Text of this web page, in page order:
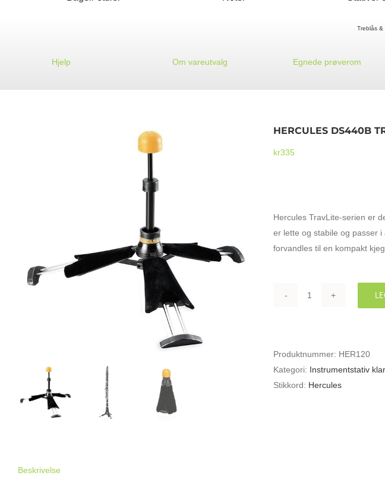
Treblås &
Hjelp Om vareutvalg Egnede prøverom
HERCULES DS440B
kr335
Hercules TravLite-serien er
er lette og stabile og passer
forvandles til en kompakt
Produktnummer: HER120
Kategori: Instrumentstativ
Stikkord: Hercules
Beskrivelse